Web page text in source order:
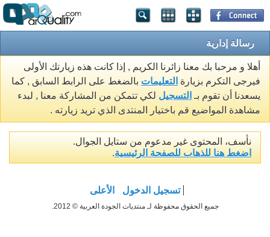
رسالة إدارية
أهلا و مرحبا بك معنا زائرنا الكريم , إذا كانت هذه زيارتك الأولى
فيرجى التكرم بزيارة التعليمات بالضغط على الرابط السابق , كما
يسعدنا أن تقوم بـ التسجيل لكي تتمكن من المشاركة معنا , لبدء
مشاهدة المواضيع قم باختيار المنتدى الذي تريد زيارته .
نأسف، المحتوى غير مدعوم من ستايل الجوال.
اضغط هنا للذهاب للصفحة الرئيسية.
تسجيل الدخول الأعلى
جميع الحقوق محفوظة لـ منتديات الجودة العربية © 2012.